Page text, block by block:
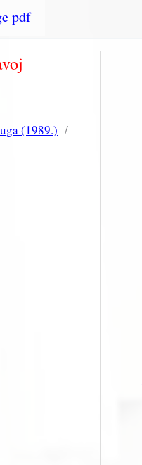
pdf
(1989.) /